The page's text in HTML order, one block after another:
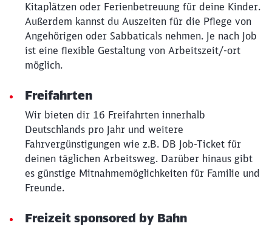
Kitaplätzen oder Ferienbetreuung für deine Kinder.
Außerdem kannst du Auszeiten für die Pflege von
Angehörigen oder Sabbaticals nehmen. Je nach Job
ist eine flexible Gestaltung von Arbeitszeit/-ort
möglich.
Freifahrten
Wir bieten dir 16 Freifahrten innerhalb
Deutschlands pro Jahr und weitere
Fahrvergünstigungen wie z.B. DB Job-Ticket für
deinen täglichen Arbeitsweg. Darüber hinaus gibt
es günstige Mitnahmemöglichkeiten für Familie und
Freunde.
Freizeit sponsored by Bahn